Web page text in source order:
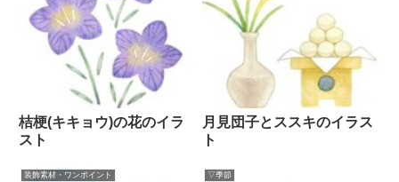
桔梗(キキョウ)の花のイラ
スト
月見団子とススキのイラス
ト
装飾素材・ワンポイント ▽季節